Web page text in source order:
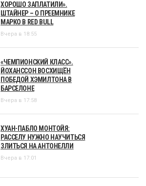
ХОРОШО ЗАПЛАТИЛИ».
ШТАЙНЕР – О ПРЕЕМНИКЕ
МАРКО В RED BULL
Вчера в 18:55
«ЧЕМПИОНСКИЙ КЛАСС».
ЙОХАНССОН ВОСХИЩЁН
ПОБЕДОЙ ХЭМИЛТОНА В
БАРСЕЛОНЕ
Вчера в 17:58
ХУАН-ПАБЛО МОНТОЙЯ:
РАССЕЛУ НУЖНО НАУЧИТЬСЯ
ЗЛИТЬСЯ НА АНТОНЕЛЛИ
Вчера в 17:01